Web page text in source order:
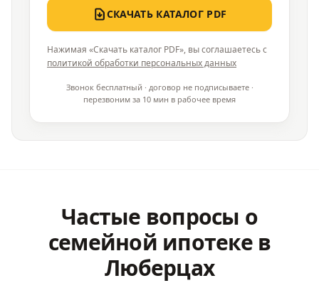
СКАЧАТЬ КАТАЛОГ PDF
Нажимая «Скачать каталог PDF», вы соглашаетесь с
политикой обработки персональных данных
Звонок бесплатный · договор не подписываете ·
перезвоним за 10 мин в рабочее время
Частые вопросы о
семейной ипотеке в
Люберцах